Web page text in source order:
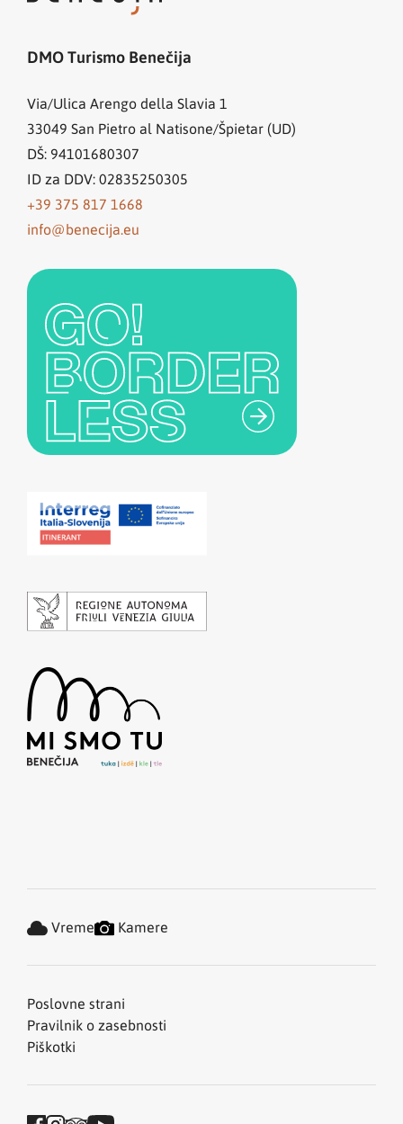
DMO Turismo Benečija
Via/Ulica Arengo della Slavia 1
33049 San Pietro al Natisone/Špietar (UD)
DŠ: 94101680307
ID za DDV: 02835250305
+39 375 817 1668
info@benecija.eu
Poslovne strani
Pravilnik o zasebnosti
Piškotki
Vreme Kamere